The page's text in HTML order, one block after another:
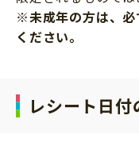
※未成年の方は、必
ください。
レシート日